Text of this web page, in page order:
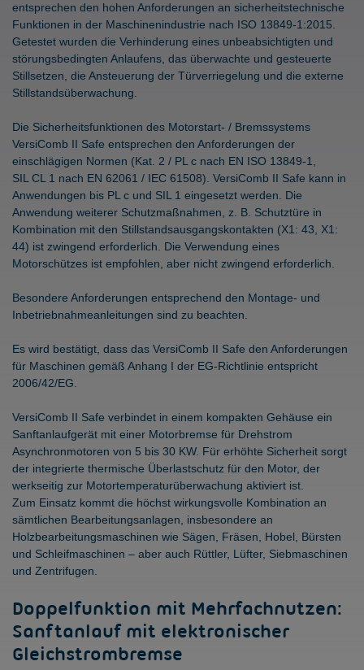
entsprechen den hohen Anforderungen an sicherheitstechnische
Funktionen in der Maschinenindustrie nach ISO 13849-1:2015.
Getestet wurden die Verhinderung eines unbeabsichtigten und
störungsbedingten Anlaufens, das überwachte und gesteuerte
Stillsetzen, die Ansteuerung der Türverriegelung und die externe
Stillstandsüberwachung.
Die Sicherheitsfunktionen des Motorstart- / Bremssystems
VersiComb II Safe entsprechen den Anforderungen der
einschlägigen Normen (Kat. 2 / PL c nach EN ISO 13849-1,
SIL CL 1 nach EN 62061 / IEC 61508). VersiComb II Safe kann in
Anwendungen bis PL c und SIL 1 eingesetzt werden. Die
Anwendung weiterer Schutzmaßnahmen, z. B. Schutztüre in
Kombination mit den Stillstandsausgangskontakten (X1: 43, X1:
44) ist zwingend erforderlich. Die Verwendung eines
Motorschützes ist empfohlen, aber nicht zwingend erforderlich.
Besondere Anforderungen entsprechend den Montage- und
Inbetriebnahmeanleitungen sind zu beachten.
Es wird bestätigt, dass das VersiComb II Safe den Anforderungen
für Maschinen gemäß Anhang I der EG-Richtlinie entspricht
2006/42/EG.
VersiComb II Safe verbindet in einem kompakten Gehäuse ein
Sanftanlaufgerät mit einer Motorbremse für Drehstrom
Asynchronmotoren von 5 bis 30 KW. Für erhöhte Sicherheit sorgt
der integrierte thermische Überlastschutz für den Motor, der
werkseitig zur Motortemperaturüberwachung aktiviert ist.
Zum Einsatz kommt die höchst wirkungsvolle Kombination an
sämtlichen Bearbeitungsanlagen, insbesondere an
Holzbearbeitungsmaschinen wie Sägen, Fräsen, Hobel, Bürsten
und Schleifmaschinen – aber auch Rüttler, Lüfter, Siebmaschinen
und Zentrifugen.
Doppelfunktion mit Mehrfachnutzen:
Sanftanlauf mit elektronischer
Gleichstrombremse